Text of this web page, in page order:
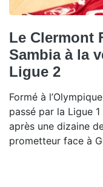
Le Clermont
Sambia à la
Ligue 2
Formé à
passé par la Ligue 1
après une dizaine
prometteur face à